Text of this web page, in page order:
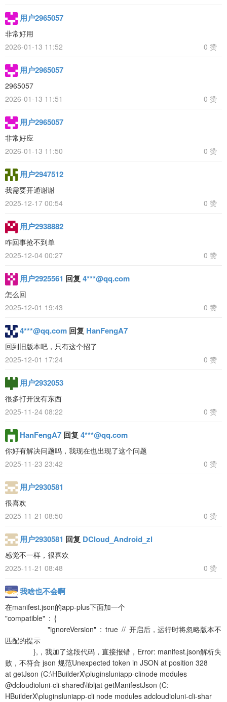
用户2965057
非常好用
2026-01-13 11:52
0 赞
用户2965057
2965057
2026-01-13 11:51
0 赞
用户2965057
非常好应
2026-01-13 11:50
0 赞
用户2947512
我需要开通谢谢
2025-12-17 00:54
0 赞
用户2938882
咋回事抢不到单
2025-12-04 00:27
0 赞
用户2925561 回复 4***@qq.com
怎么回
2025-12-01 19:43
0 赞
4***@qq.com 回复 HanFengA7
回到旧版本吧，只有这个招了
2025-12-01 17:24
0 赞
用户2932053
很多打开没有东西
2025-11-24 08:22
0 赞
HanFengA7 回复 4***@qq.com
你好有解决问题吗，我现在也出现了这个问题
2025-11-23 23:42
0 赞
用户2930581
很喜欢
2025-11-21 08:50
0 赞
用户2930581 回复 DCloud_Android_zl
感觉不一样，很喜欢
2025-11-21 08:48
0 赞
我啥也不会啊
在manifest.json的app-plus下面加一个
"compatible" : {
"ignoreVersion" : true // 开启后，运行时将忽略版本不
匹配的提示
},，我加了这段代码，直接报错，Error: manifest.json解析失
败，不符合 json 规范Unexpected token in JSON at position 328
at getJson (C:\HBuilderX\pluginsluniapp-clinode modules
@dcloudioluni-cli-shared\libljat getManifestJson (C:
HBuilderX\pluginsluniapp-cli node modules adcloudioluni-cli-shar